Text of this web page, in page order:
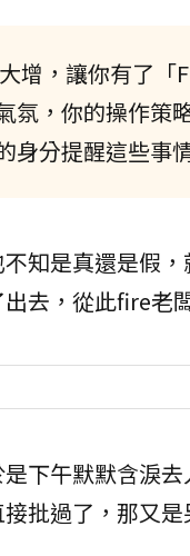
，讓你有了「
氛，你的操作策
身分提醒這些事
知是真還是假
去，從此fire老
下午默默含淚
批過了，那又是